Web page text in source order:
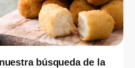
búsqueda de la